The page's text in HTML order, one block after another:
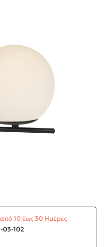
10 έως 30 Ημέρες
03-102